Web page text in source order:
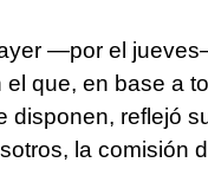
—por el
que, en base a
disponen, reflejó
la comisión